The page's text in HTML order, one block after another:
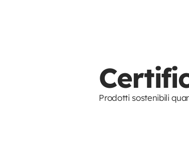
Prodotti sostenibili